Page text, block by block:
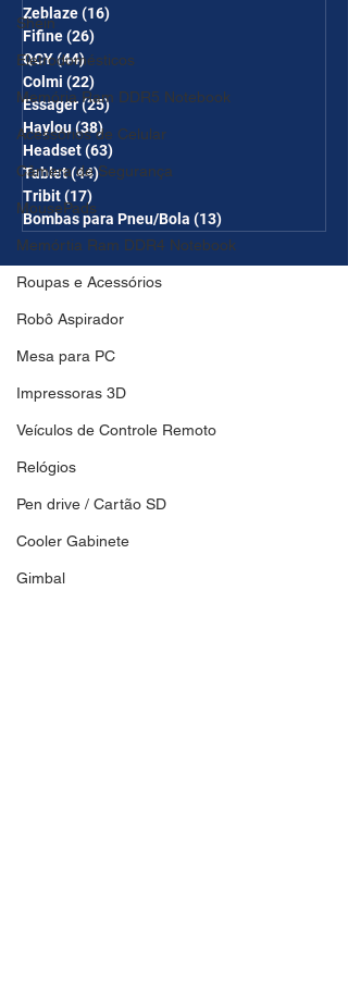
Shein
Eletrodomésticos
Memória Ram DDR5 Notebook
Acessórios de Celular
Câmera de Segurança
MousePads
Memórtia Ram DDR4 Notebook
Roupas e Acessórios
Robô Aspirador
Mesa para PC
Impressoras 3D
Veículos de Controle Remoto
Relógios
Pen drive / Cartão SD
Cooler Gabinete
Gimbal
Zeblaze(16)
Fifine(26)
QCY(44)44 posts
Colmi (22)
Essager(25)25 posts
Haylou(38) 38 posts
Headset(63)
Tablet(44)44 posts
Tribit(17)
Bombas para Pneu/Bola (13)